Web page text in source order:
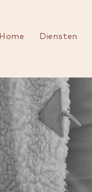
Home Diensten